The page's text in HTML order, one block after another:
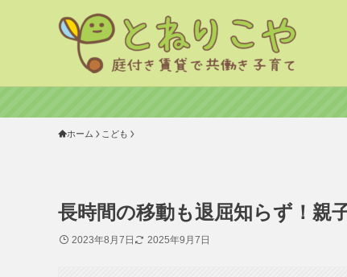
ホーム こども
長時間の移動も退屈知らず！親
2023年8月7日 2025年9月7日